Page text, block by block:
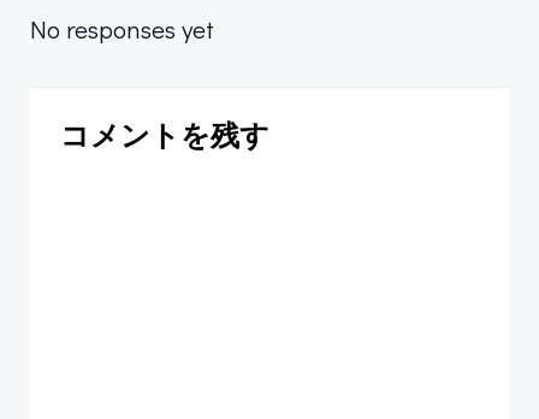
navigation
No responses yet
コメントを残す